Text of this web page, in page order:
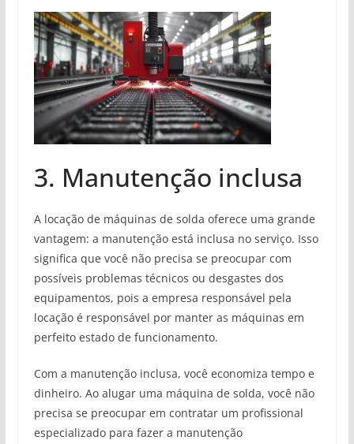
3. Manutenção inclusa
A locação de máquinas de solda oferece uma grande
vantagem: a manutenção está inclusa no serviço. Isso
significa que você não precisa se preocupar com
possíveis problemas técnicos ou desgastes dos
equipamentos, pois a empresa responsável pela
locação é responsável por manter as máquinas em
perfeito estado de funcionamento.
Com a manutenção inclusa, você economiza tempo e
dinheiro. Ao alugar uma máquina de solda, você não
precisa se preocupar em contratar um profissional
especializado para fazer a manutenção